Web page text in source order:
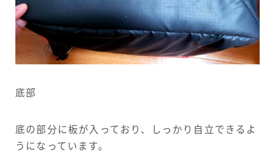
底部
底の部分に板が入っており、しっかり自立できるよ
うになっています。